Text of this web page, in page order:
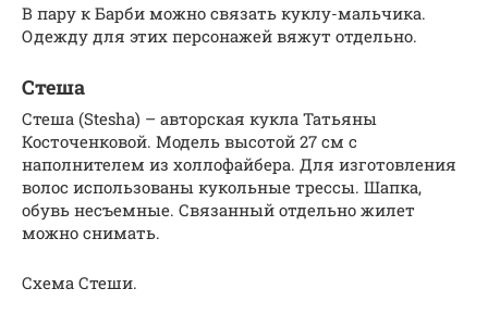
В пару к Барби можно связать куклу-мальчика.
Одежду для этих персонажей вяжут отдельно.
Стеша
Стеша (Stesha) – авторская кукла Татьяны
Косточенковой. Модель высотой 27 см с
наполнителем из холлофайбера. Для изготовления
волос использованы кукольные трессы. Шапка,
обувь несъемные. Связанный отдельно жилет
можно снимать.
Схема Стеши.